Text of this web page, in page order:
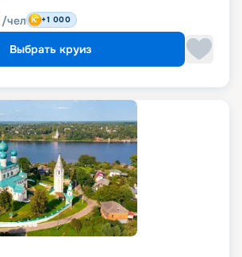
/чел +1 000
Выбрать круиз